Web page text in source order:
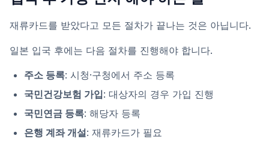
재류카드를 받았다고 모든 절차가 끝나는 것은 아닙니다.
일본 입국 후에는 다음 절차를 진행해야 합니다.
주소 등록: 시청·구청에서 주소 등록
국민건강보험 가입: 대상자의 경우 가입 진행
국민연금 등록: 해당자 등록
은행 계좌 개설: 재류카드가 필요